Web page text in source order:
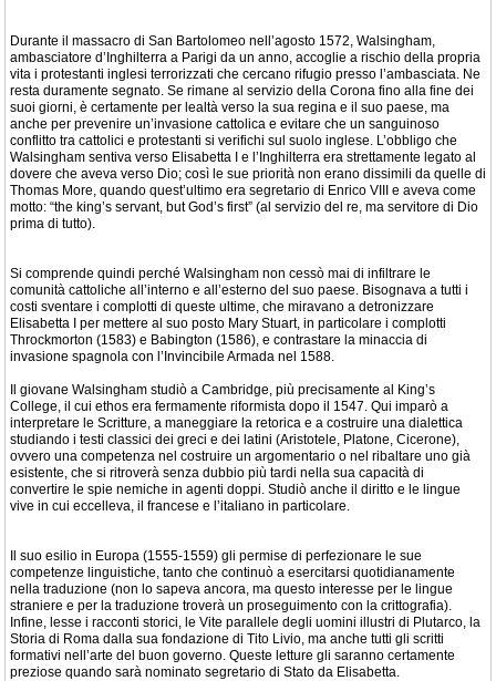
Durante il massacro di San Bartolomeo nell’agosto 1572, Walsingham,
ambasciatore d’Inghilterra a Parigi da un anno, accoglie a rischio della propria
vita i protestanti inglesi terrorizzati che cercano rifugio presso l’ambasciata. Ne
resta duramente segnato. Se rimane al servizio della Corona fino alla fine dei
suoi giorni, è certamente per lealtà verso la sua regina e il suo paese, ma
anche per prevenire un’invasione cattolica e evitare che un sanguinoso
conflitto tra cattolici e protestanti si verifichi sul suolo inglese. L’obbligo che
Walsingham sentiva verso Elisabetta I e l’Inghilterra era strettamente legato al
dovere che aveva verso Dio; così le sue priorità non erano dissimili da quelle di
Thomas More, quando quest’ultimo era segretario di Enrico VIII e aveva come
motto: “the king’s servant, but God’s first” (al servizio del re, ma servitore di Dio
prima di tutto).
Si comprende quindi perché Walsingham non cessò mai di infiltrare le
comunità cattoliche all’interno e all’esterno del suo paese. Bisognava a tutti i
costi sventare i complotti di queste ultime, che miravano a detronizzare
Elisabetta I per mettere al suo posto Mary Stuart, in particolare i complotti
Throckmorton (1583) e Babington (1586), e contrastare la minaccia di
invasione spagnola con l’Invincibile Armada nel 1588.
Il giovane Walsingham studiò a Cambridge, più precisamente al King’s
College, il cui ethos era fermamente riformista dopo il 1547. Qui imparò a
interpretare le Scritture, a maneggiare la retorica e a costruire una dialettica
studiando i testi classici dei greci e dei latini (Aristotele, Platone, Cicerone),
ovvero una competenza nel costruire un argomentario o nel ribaltare uno già
esistente, che si ritroverà senza dubbio più tardi nella sua capacità di
convertire le spie nemiche in agenti doppi. Studiò anche il diritto e le lingue
vive in cui eccelleva, il francese e l’italiano in particolare.
Il suo esilio in Europa (1555-1559) gli permise di perfezionare le sue
competenze linguistiche, tanto che continuò a esercitarsi quotidianamente
nella traduzione (non lo sapeva ancora, ma questo interesse per le lingue
straniere e per la traduzione troverà un proseguimento con la crittografia).
Infine, lesse i racconti storici, le Vite parallele degli uomini illustri di Plutarco, la
Storia di Roma dalla sua fondazione di Tito Livio, ma anche tutti gli scritti
formativi nell’arte del buon governo. Queste letture gli saranno certamente
preziose quando sarà nominato segretario di Stato da Elisabetta.